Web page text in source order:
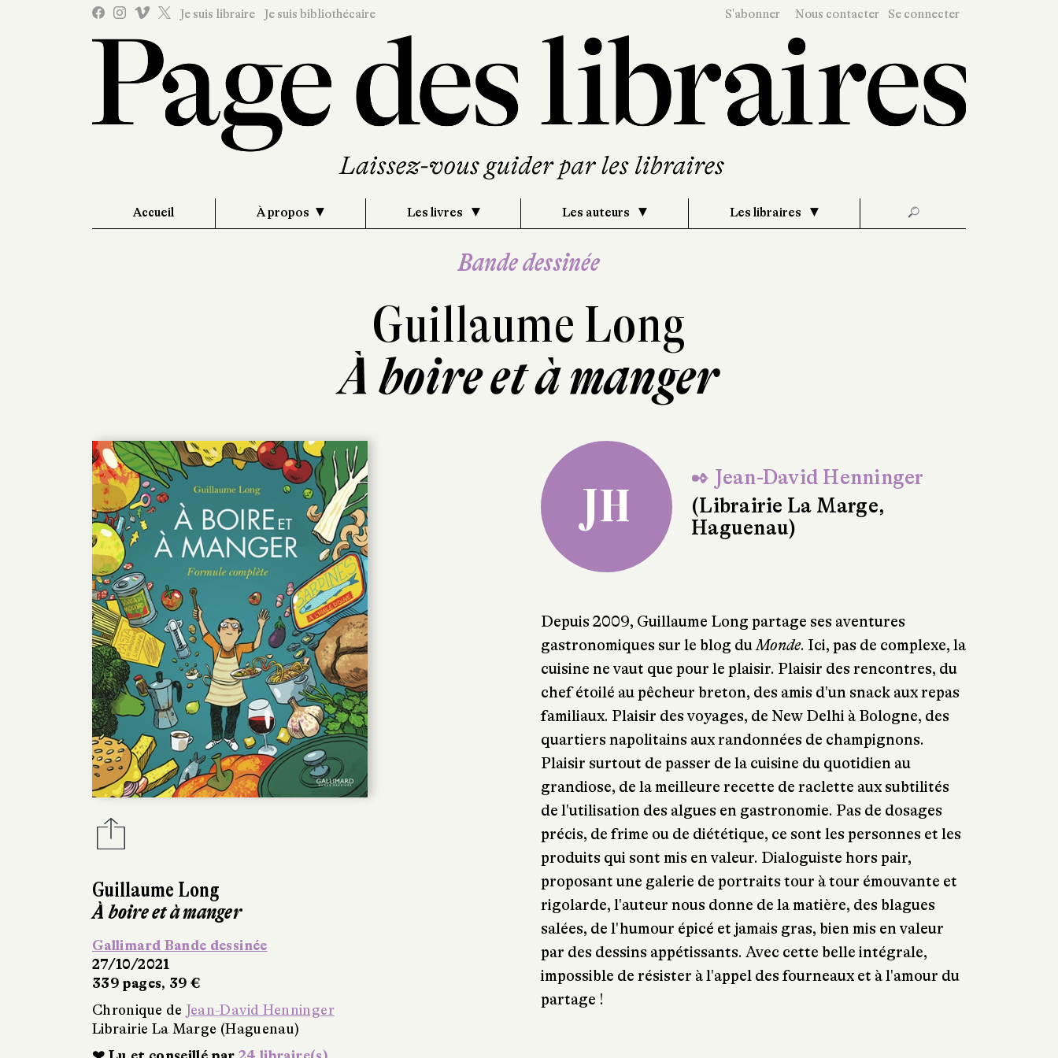
Je suis libraire Je suis bibliothécaire S'abonner Nous contacter Se connecter
Accueil À propos Les livres Les auteurs Les libraires 🔎
Bande dessinée
Guillaume Long
À boire et à manger
Guillaume Long
À boire et à manger
Gallimard Bande dessinée
27/10/2021
339 pages, 39 €
Chronique de Jean-David Henninger
Librairie La Marge (Haguenau)
JH
✒ Jean-David Henninger
(Librairie La Marge,
Haguenau)
Depuis 2009, Guillaume Long partage ses aventures
gastronomiques sur le blog duMonde. Ici, pas de complexe, la
cuisine ne vaut que pour le plaisir. Plaisir des rencontres, du
chef étoilé au pêcheur breton, des amis d'un snack aux repas
familiaux. Plaisir des voyages, de New Delhi à Bologne, des
quartiers napolitains aux randonnées de champignons.
Plaisir surtout de passer de la cuisine du quotidien au
grandiose, de la meilleure recette de raclette aux subtilités
de l'utilisation des algues en gastronomie. Pas de dosages
précis, de frime ou de diététique, ce sont les personnes et les
produits qui sont mis en valeur. Dialoguiste hors pair,
proposant une galerie de portraits tour à tour émouvante et
rigolarde, l'auteur nous donne de la matière, des blagues
salées, de l'humour épicé et jamais gras, bien mis en valeur
par des dessins appétissants. Avec cette belle intégrale,
impossible de résister à l'appel des fourneaux et à l'amour du
partage !